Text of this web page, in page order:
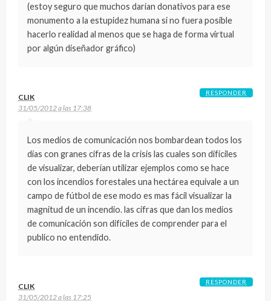
(estoy seguro que muchos darían donativos para ese
monumento a la estupidez humana si no fuera posible
hacerlo realidad al menos que se haga de forma virtual
por algún diseñador gráfico)
CLIK
31/05/2012 a las 17:38
Los medios de comunicación nos bombardean todos los
días con granes cifras de la crisis las cuales son difíciles
de visualizar, deberían utilizar ejemplos como se hace
con los incendios forestales una hectárea equivale a un
campo de fútbol de ese modo es mas fácil visualizar la
magnitud de un incendio. las cifras que dan los medios
de comunicación son difíciles de comprender para el
publico no entendido.
RESPONDER
CLIK
31/05/2012 a las 17:25
RESPONDER